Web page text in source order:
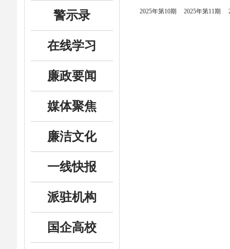
警示录
在线学习
廉政要闻
媒体聚焦
廉洁文化
一线快报
派驻机构
国企高校
2025年第10期 2025年第11期